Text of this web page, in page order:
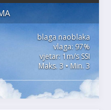
blaga naoblaka
vlaga: 97%
vjetar: 1m/s SSI
Maks. 3 • Min. 3